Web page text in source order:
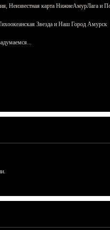
Неизвестная карта НижнеАмурЛага и
Звезда и Наш Город Амурск